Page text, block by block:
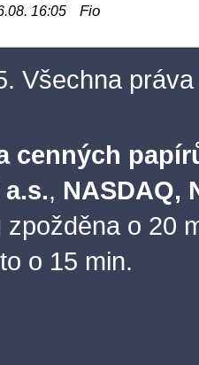
16:05 Fio
Všechna práva
cenných
, NASDAQ,
o 20
o 15 min.